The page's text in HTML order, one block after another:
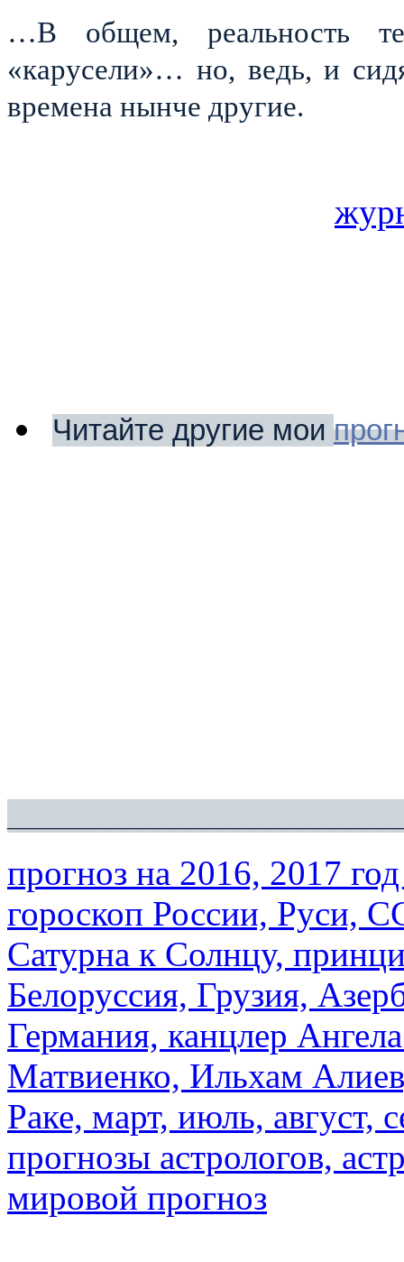
…В общем, реальность
«карусели»… но, ведь, и
времена нынче другие.
Читайте другие мои
прогноз на 2016, 2017
гороскоп России, Руси,
Сатурна к Солнцу,
Белоруссия, Грузия,
Германия, канцлер
Матвиенко, Ильхам
Раке, март, июль, август,
прогнозы астрологов,
мировой прогноз